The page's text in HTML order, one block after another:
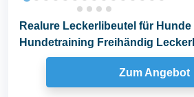
Realure Leckerlibeutel für
Hundetraining Freihändig
Zum Angebot